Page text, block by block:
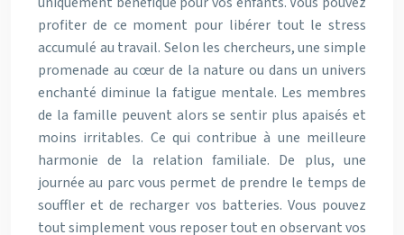
profiter de ce moment pour libérer tout le stress
accumulé au travail. Selon les chercheurs, une simple
promenade au cœur de la nature ou dans un univers
enchanté diminue la fatigue mentale. Les membres
de la famille peuvent alors se sentir plus apaisés et
moins irritables. Ce qui contribue à une meilleure
harmonie de la relation familiale. De plus, une
journée au parc vous permet de prendre le temps de
souffler et de recharger vos batteries. Vous pouvez
tout simplement vous reposer tout en observant vos